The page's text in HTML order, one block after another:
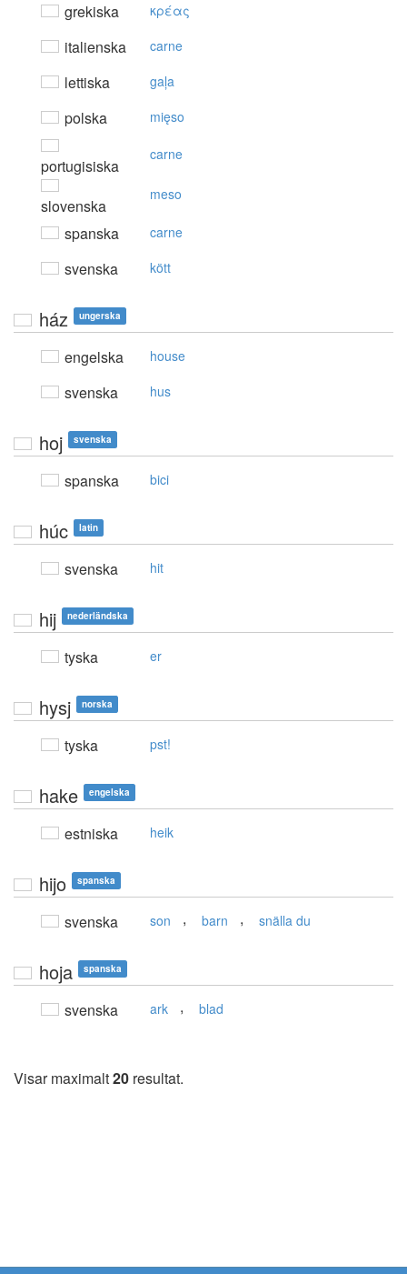
grekiska κρέας
italienska carne
lettiska gaļa
polska mięso
portugisiska
carne
slovenska
meso
spanska carne
svenska kött
ház ungerska
engelska house
svenska hus
hoj svenska
spanska bici
húc latin
svenska hit
hij nederländska
tyska er
hysj norska
tyska pst!
hake engelska
estniska heik
hijo spanska
svenska son , barn , snälla du
hoja spanska
svenska ark , blad
Visar maximalt20 resultat.